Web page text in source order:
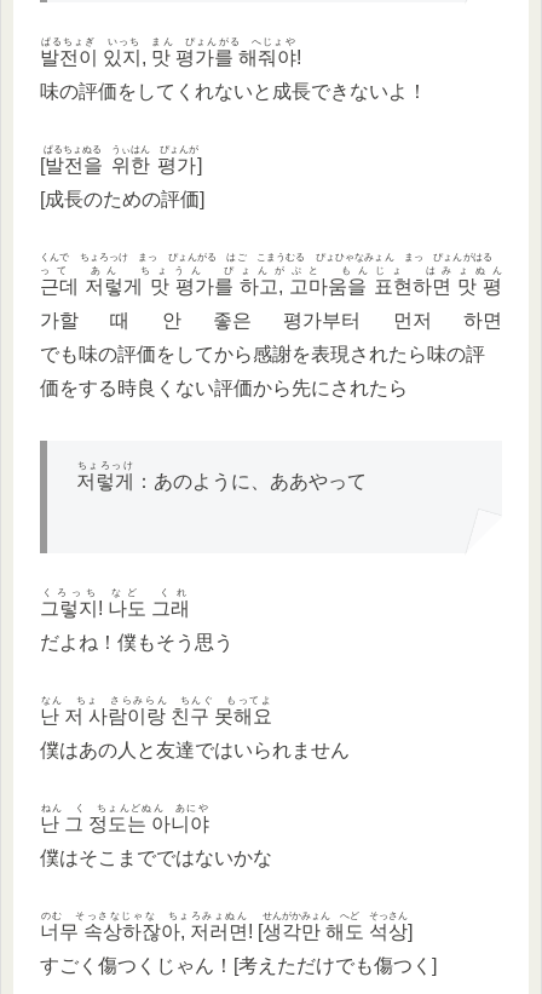
발전이 있지, 맛 평가를 해줘야
ぱるちょぎ いっち まん ぴょんがる へじょや
!
味の評価をしてくれないと成長できないよ！
[발전을 위한 평가
ぱるちょぬる うぃはん ぴょんが
]
[成長のための評価]
근데 저렇게 맛 평가를 하고, 고마움을 표현하면 맛 평
가할 때 안 좋은 평가부터 먼저 하면
くんで ちょろっけ まっ ぴょんがる はご こまうむる ぴょひゃなみょん まっ ぴょんがはる
って あん ちょうん ぴょんがぷと もんじょ はみょぬん
でも味の評価をしてから感謝を表現されたら味の評
価をする時良くない評価から先にされたら
저렇게
ちょろっけ
：あのように、ああやって
그렇지
くろっち
! 나도 그래
など くれ
だよね！僕もそう思う
난 저 사람이랑 친구 못해요
なん ちょ さらみらん ちんぐ もってよ
僕はあの人と友達ではいられません
난 그 정도는 아니야
ねん く ちょんどぬん あにや
僕はそこまでではないかな
너무 속상하잖아, 저러면
のむ そっさなじゃな ちょろみょぬん
! [생각만 해도 석상
せんがかみょん へど そっさん
]
すごく傷つくじゃん！[考えただけでも傷つく]